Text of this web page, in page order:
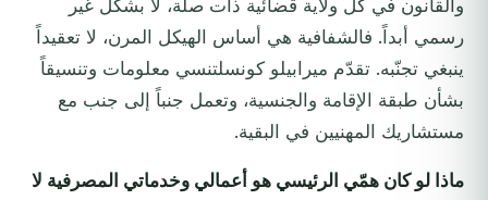
والقانون في كل ولاية قضائية ذات صلة، لا بشكل غير
رسمي أبداً. فالشفافية هي أساس الهيكل المرن، لا تعقيداً
ينبغي تجنّبه. تقدّم ميرابيلو كونسلتنسي معلومات وتنسيقاً
بشأن طبقة الإقامة والجنسية، وتعمل جنباً إلى جنب مع
مستشاريك المهنيين في البقية.
ماذا لو كان همّي الرئيسي هو أعمالي وخدماتي المصرفية لا